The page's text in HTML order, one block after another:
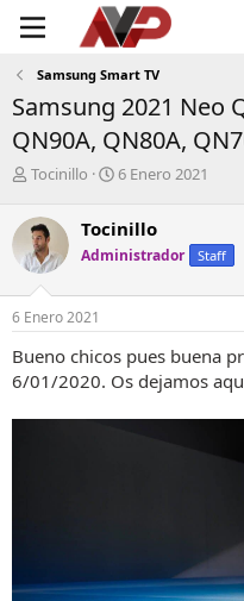
Samsung Smart TV
Samsung 2021 Neo
QN90A, QN80A,
I
i
c
i
a
d
o
d
e
Tocinillo
F
h
a
e
i
c
6 Enero 2021
Tocinillo
Administrador Staff
6 Enero 2021
Bueno chicos pues buena
6/01/2020. Os dejamos